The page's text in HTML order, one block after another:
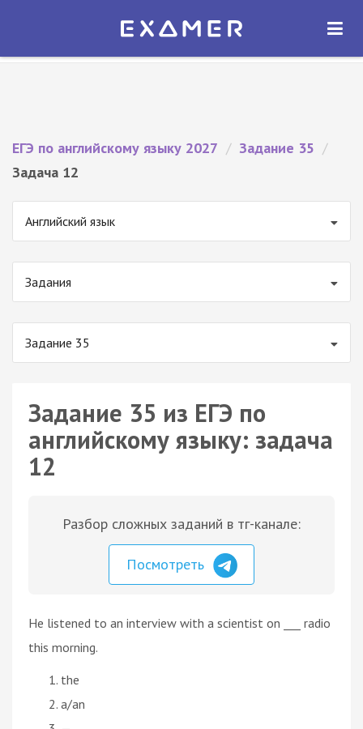
Экзамер — ЕГЭ 2027
ОТКРЫТЬ
ЕГЭ по английскому языку 2027 / Задание 35 /
Задача 12
Английский язык
Задания
Задание 35
Задание 35 из ЕГЭ по
английскому языку: задача
12
Разбор сложных заданий в тг-канале:
Посмотреть
He listened to an interview with a scientist on ___ radio
this morning.
the
a/an